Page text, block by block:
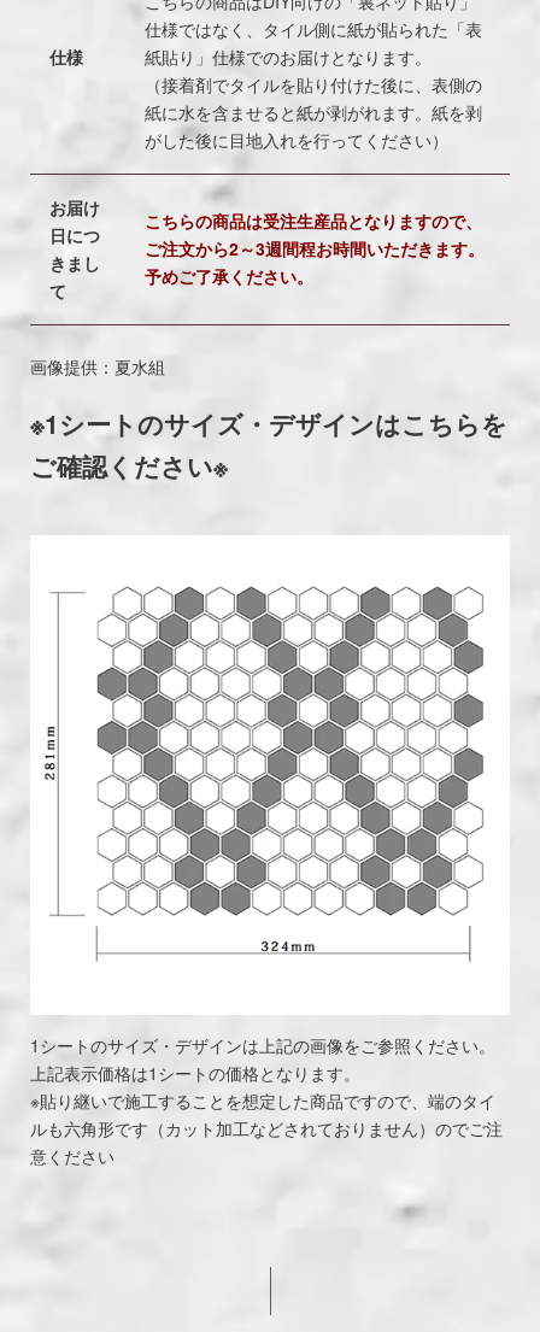
仕様
仕様ではなく、タイル側に紙が貼られた「表
紙貼り」仕様でのお届けとなります。
（接着剤でタイルを貼り付けた後に、表側の
紙に水を含ませると紙が剥がれます。紙を剥
がした後に目地入れを行ってください）
お届け
日につ
きまし
て
こちらの商品は受注生産品となりますので、
ご注文から2～3週間程お時間いただきます。
予めご了承ください。
画像提供：夏水組
※1シートのサイズ・デザインはこちらを
ご確認ください※
1シートのサイズ・デザインは上記の画像をご参照ください。
上記表示価格は1シートの価格となります。
※貼り継いで施工することを想定した商品ですので、端のタイ
ルも六角形です（カット加工などされておりません）のでご注
意ください